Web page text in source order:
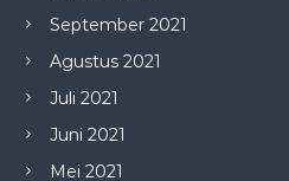
September 2021
Agustus 2021
Juli 2021
Juni 2021
Mei 2021